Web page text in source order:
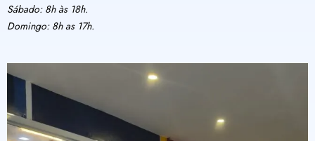
Sábado: 8h às 18h.
Domingo: 8h as 17h.